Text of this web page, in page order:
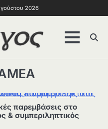
2026
παρεμβάσεις στο
& συμπεριληπτικός